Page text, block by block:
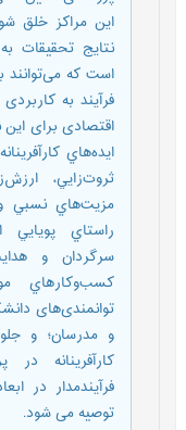
این مراکز خلق
نتایج تحقیقات
است که می‌توانند
فرآیند به
اقتصادی برای این
ايده‌هاي
ثروت‌زايي،
مزيت‌هاي نسبي و
راستاي پويايي
سرگردان و
كسب‌وكارهاي
توانمندی‌های
و مدرسان؛ و
كارآفرينانه
فرآيندمدار در
توصیه می شود.